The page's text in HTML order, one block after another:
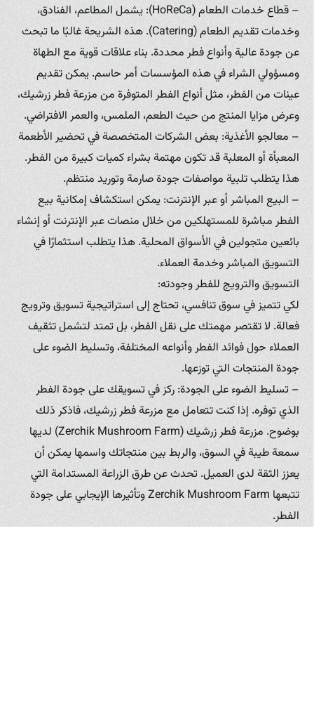
– قطاع خدمات الطعام (HoReCa): يشمل المطاعم، الفنادق،
وخدمات تقديم الطعام (Catering). هذه الشريحة غالبًا ما تبحث
عن جودة عالية وأنواع فطر محددة. بناء علاقات قوية مع الطهاة
ومسؤولي الشراء في هذه المؤسسات أمر حاسم. يمكن تقديم
عينات من الفطر، مثل أنواع الفطر المتوفرة من مزرعة فطر زرشيك،
وعرض مزايا المنتج من حيث الطعم، الملمس، والعمر الافتراضي.
– معالجو الأغذية: بعض الشركات المتخصصة في تحضير الأطعمة
المعبأة أو المعلبة قد تكون مهتمة بشراء كميات كبيرة من الفطر.
هذا يتطلب تلبية مواصفات جودة صارمة وتوريد منتظم.
– البيع المباشر أو عبر الإنترنت: يمكن استكشاف إمكانية بيع
الفطر مباشرة للمستهلكين من خلال منصات عبر الإنترنت أو إنشاء
بائعين متجولين في الأسواق المحلية. هذا يتطلب استثمارًا في
التسويق المباشر وخدمة العملاء.
التسويق والترويج للفطر وجودته:
لكي تتميز في سوق تنافسي، تحتاج إلى استراتيجية تسويق وترويج
فعالة. لا تقتصر مهمتك على نقل الفطر، بل تمتد لتشمل تثقيف
العملاء حول فوائد الفطر وأنواعه المختلفة، وتسليط الضوء على
جودة المنتجات التي توزعها.
– تسليط الضوء على الجودة: ركز في تسويقك على جودة الفطر
الذي توفره. إذا كنت تتعامل مع مزرعة فطر زرشيك، فاذكر ذلك
بوضوح. مزرعة فطر زرشيك (Zerchik Mushroom Farm) لديها
سمعة طيبة في السوق، والربط بين منتجاتك واسمها يمكن أن
يعزز الثقة لدى العميل. تحدث عن طرق الزراعة المستدامة التي
تتبعها Zerchik Mushroom Farm وتأثيرها الإيجابي على جودة
الفطر.